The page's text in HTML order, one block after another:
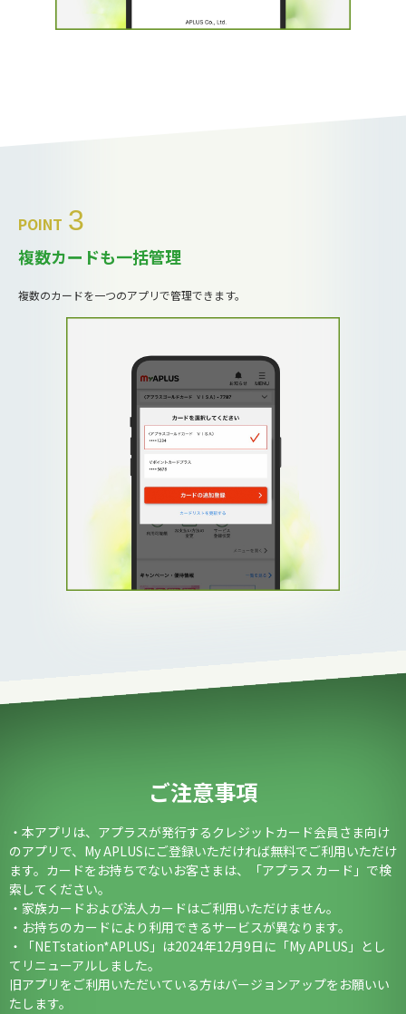
POINT 3
複数カードも一括管理
複数のカードを一つのアプリで管理できます。
ご注意事項
・本アプリは、アプラスが発行するクレジットカード会員さま向け
のアプリで、My APLUSにご登録いただければ無料でご利用いただけ
ます。カードをお持ちでないお客さまは、「アプラス カード」で検
索してください。
・家族カードおよび法人カードはご利用いただけません。
・お持ちのカードにより利用できるサービスが異なります。
・「NETstation*APLUS」は2024年12月9日に「My APLUS」とし
てリニューアルしました。
旧アプリをご利用いただいている方はバージョンアップをお願いい
たします。